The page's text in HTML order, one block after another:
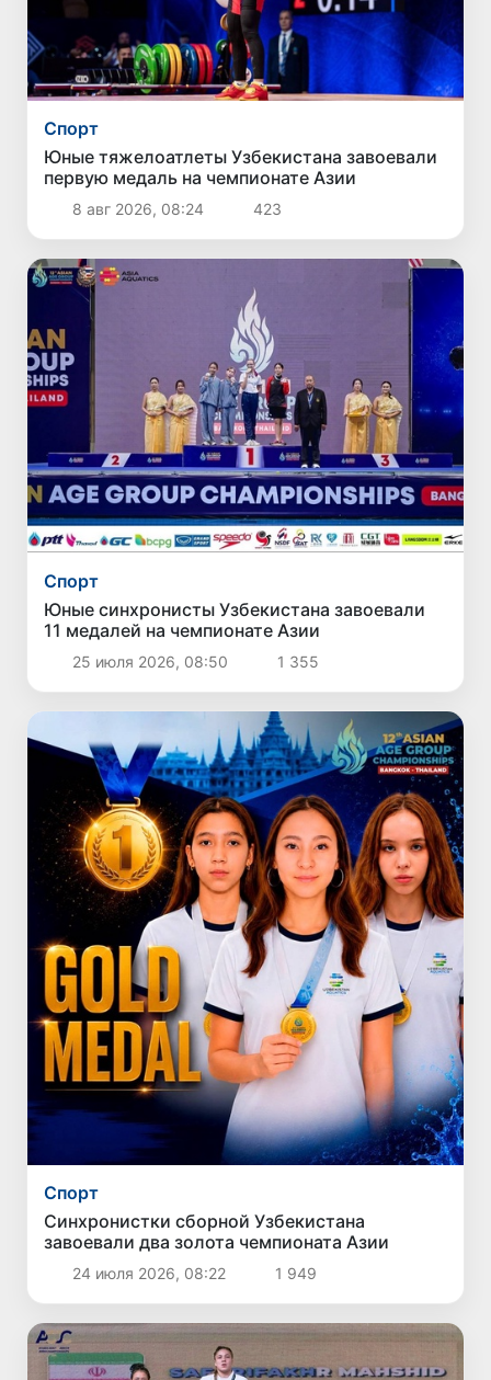
Спорт
Юные тяжелоатлеты Узбекистана завоевали
первую медаль на чемпионате Азии
8 авг 2026, 08:24 423
Спорт
Юные синхронисты Узбекистана завоевали
11 медалей на чемпионате Азии
25 июля 2026, 08:50 1 355
Спорт
Синхронистки сборной Узбекистана
завоевали два золота чемпионата Азии
24 июля 2026, 08:22 1 949